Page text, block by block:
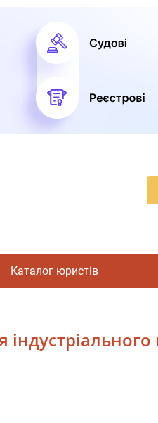
Каталог юристів